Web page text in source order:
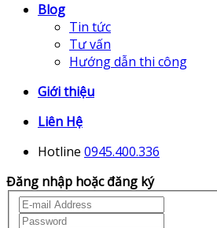
Blog
Tin tức
Tư vấn
Hướng dẫn thi công
Giới thiệu
Liên Hệ
Hotline 0945.400.336
Đăng nhập hoặc đăng ký